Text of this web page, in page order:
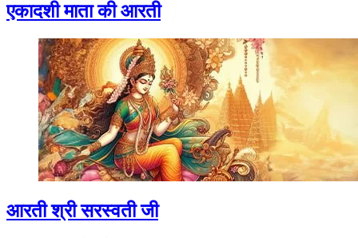
एकादशी माता की आरती
आरती श्री सरस्वती जी